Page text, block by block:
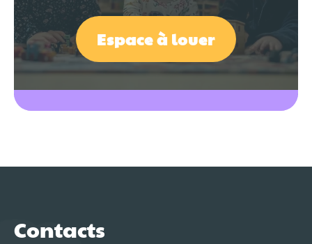
Espace à louer
Contacts